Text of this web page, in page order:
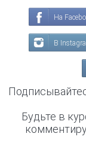
На
В
Будьте в